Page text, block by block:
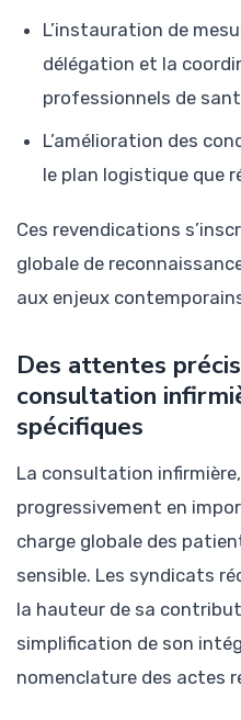
L’instauration de
délégation et la
professionnels de
L’amélioration des
le plan logistique que
Ces revendications
globale de
aux enjeux
Des attentes
consultation
spécifiques
La consultation
progressivement en
charge globale des
sensible. Les syndicats
la hauteur de sa
simplification de son
nomenclature des actes